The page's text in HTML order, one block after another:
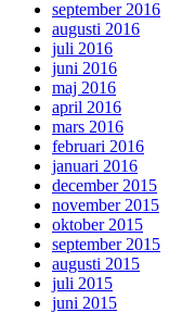
september 2016
augusti 2016
juli 2016
juni 2016
maj 2016
april 2016
mars 2016
februari 2016
januari 2016
december 2015
november 2015
oktober 2015
september 2015
augusti 2015
juli 2015
juni 2015